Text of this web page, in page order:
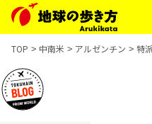
TOP 中南米 アルゼンチン 特